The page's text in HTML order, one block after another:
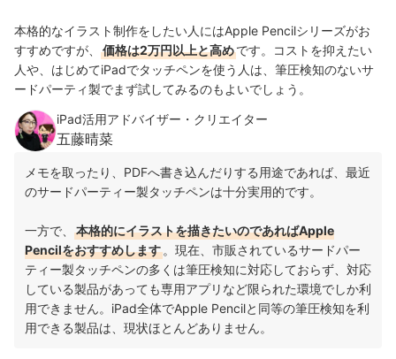
本格的なイラスト制作をしたい人にはApple Pencilシリーズがお
すすめですが、
価格は2万円以上と高めです。コストを抑えたい
人や、はじめてiPadでタッチペンを使う人は、筆圧検知のないサ
ードパーティ製でまず試してみるのもよいでしょう。
iPad活用アドバイザー・クリエイター
五藤晴菜
メモを取ったり、PDFへ書き込んだりする用途であれば、最近
のサードパーティー製タッチペンは十分実用的です。
一方で、
本格的にイラストを描きたいのであればApple
Pencilをおすすめします 。現在、市販されているサードパー
ティー製タッチペンの多くは筆圧検知に対応しておらず、対応
している製品があっても専用アプリなど限られた環境でしか利
用できません。iPad全体でApple Pencilと同等の筆圧検知を利
用できる製品は、現状ほとんどありません。